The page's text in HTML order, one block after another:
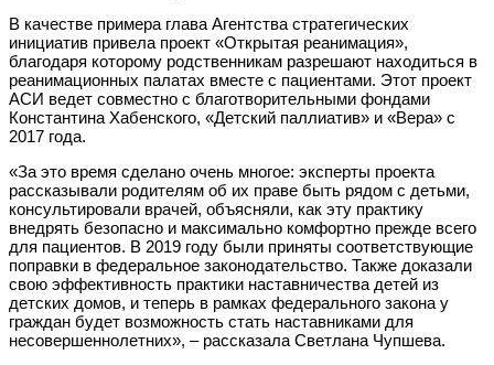
В качестве примера глава Агентства стратегических
инициатив привела проект «Открытая реанимация»,
благодаря которому родственникам разрешают находиться в
реанимационных палатах вместе с пациентами. Этот проект
АСИ ведет совместно с благотворительными фондами
Константина Хабенского, «Детский паллиатив» и «Вера» с
2017 года.
«За это время сделано очень многое: эксперты проекта
рассказывали родителям об их праве быть рядом с детьми,
консультировали врачей, объясняли, как эту практику
внедрять безопасно и максимально комфортно прежде всего
для пациентов. В 2019 году были приняты соответствующие
поправки в федеральное законодательство. Также доказали
свою эффективность практики наставничества детей из
детских домов, и теперь в рамках федерального закона у
граждан будет возможность стать наставниками для
несовершеннолетних», – рассказала Светлана Чупшева.